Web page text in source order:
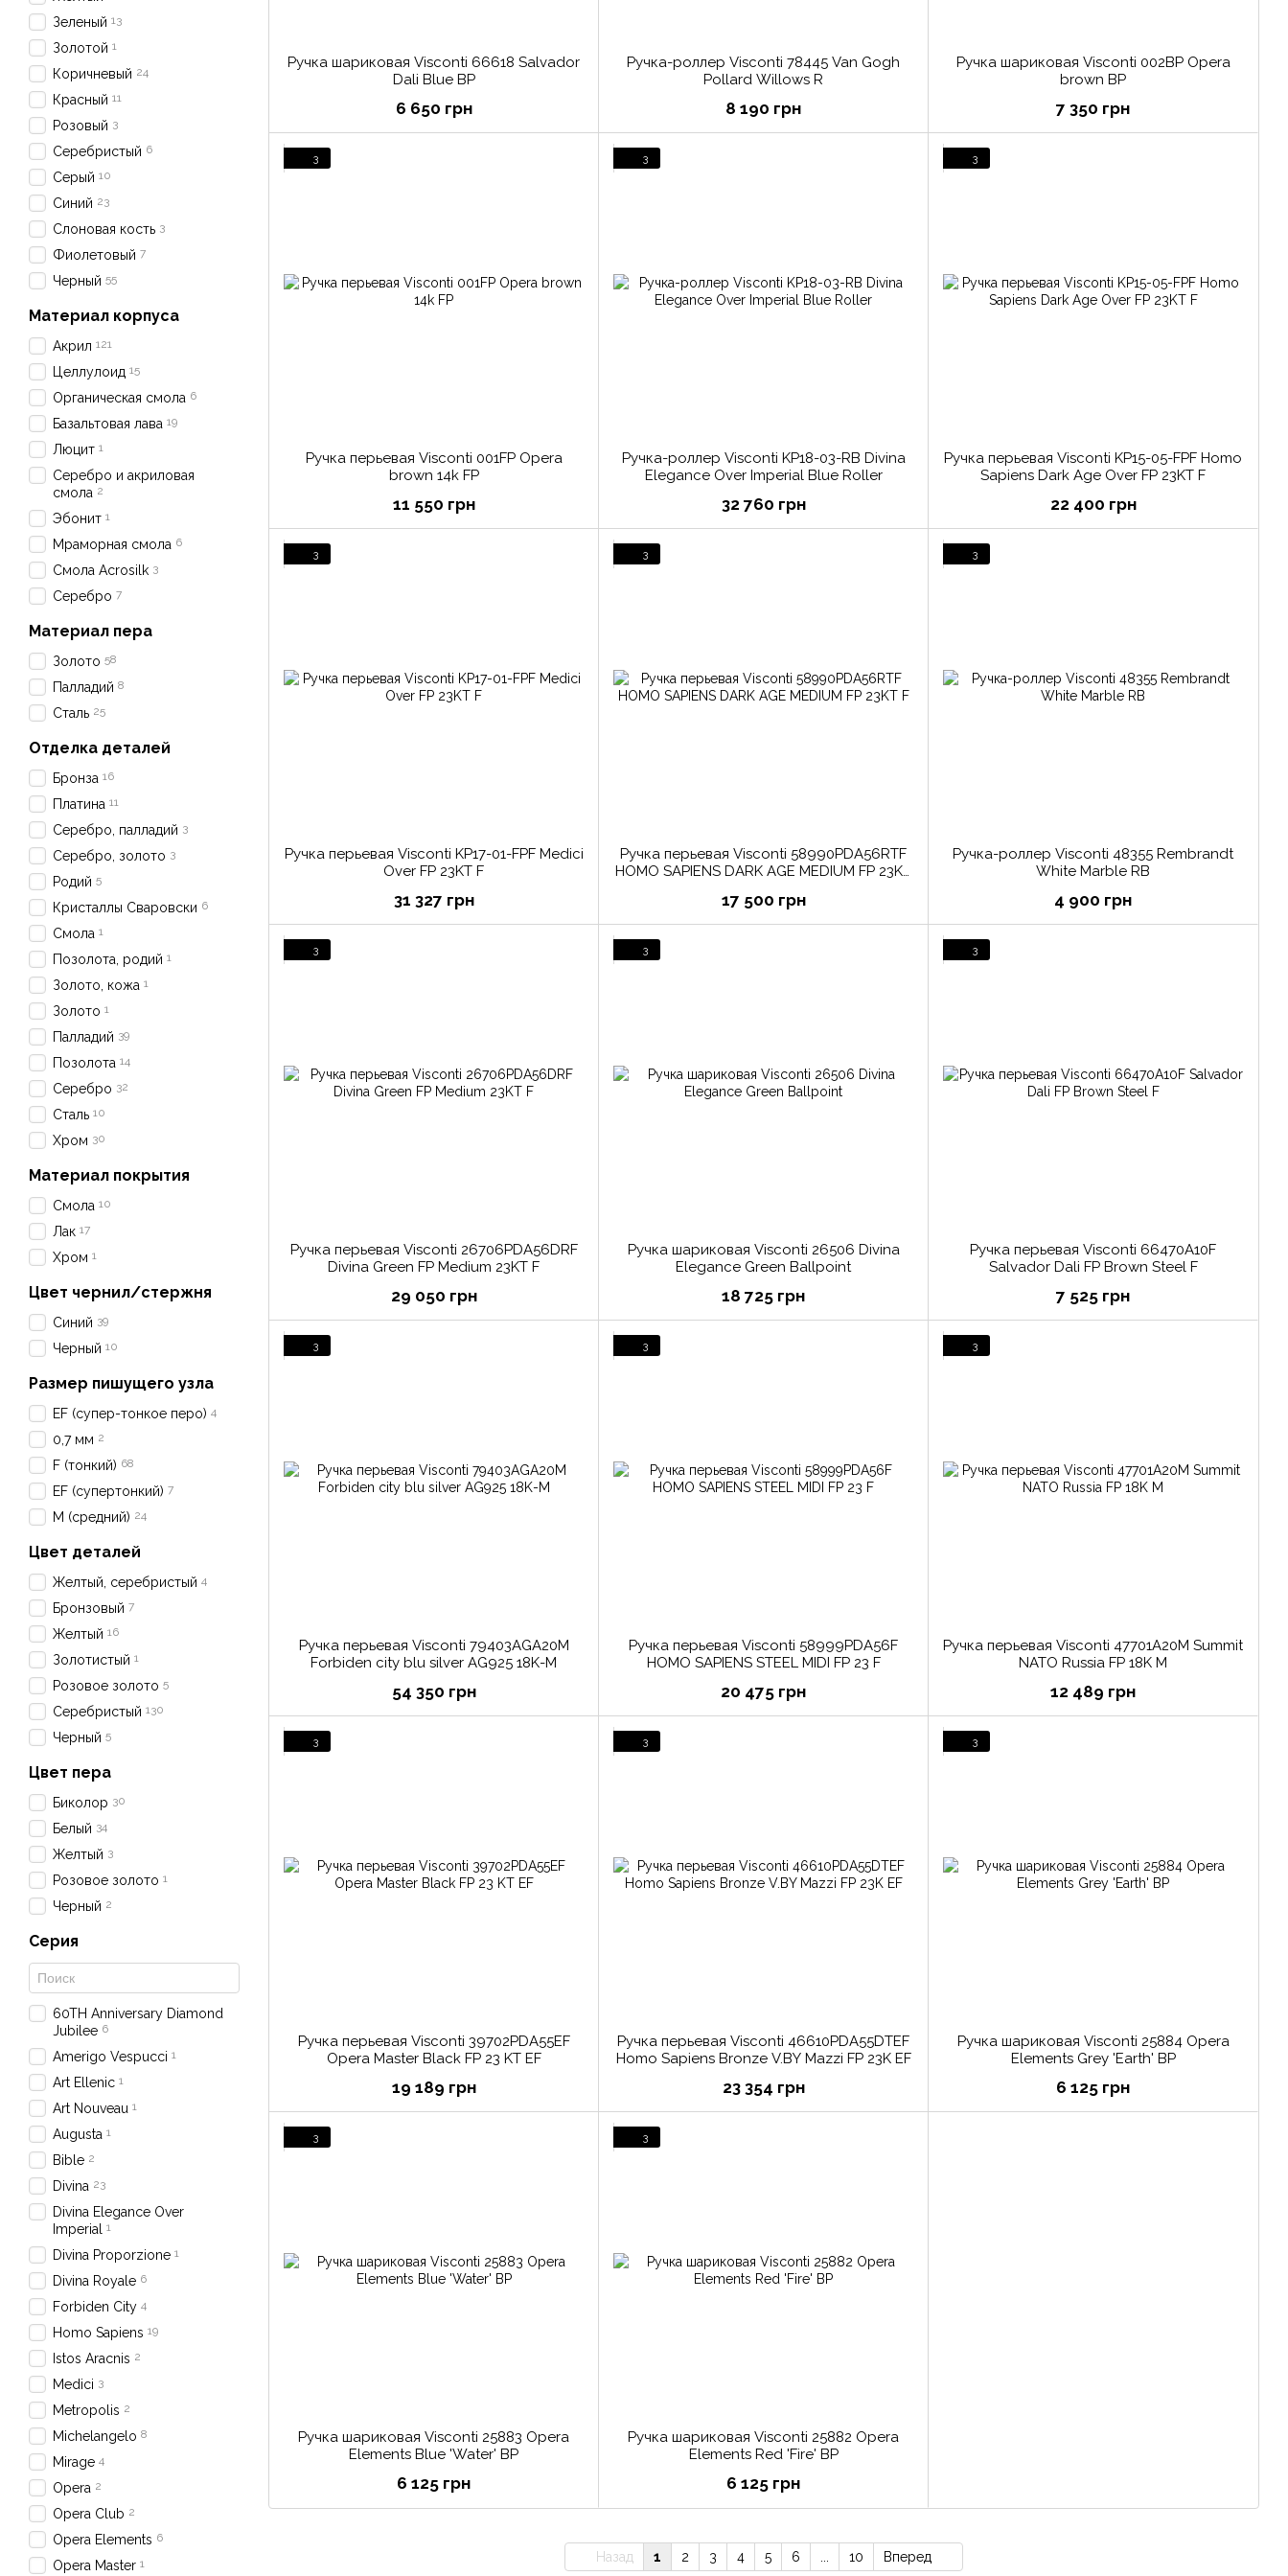
Ручка шариковая Visconti 66618 Salvador
Dali Blue BP
6 650 грн
Ручка-роллер Visconti 78445 Van Gogh
Pollard Willows R
8 190 грн
Ручка шариковая Visconti 002BP Opera
brown BP
7 350 грн
3
Ручка перьевая Visconti 001FP Opera
brown 14k FP
11 550 грн
3
Ручка-роллер Visconti KP18-03-RB Divina
Elegance Over Imperial Blue Roller
32 760 грн
3
Ручка перьевая Visconti KP15-05-FPF Homo
Sapiens Dark Age Over FP 23KT F
22 400 грн
3
Ручка перьевая Visconti KP17-01-FPF Medici
Over FP 23KT F
31 327 грн
3
Ручка перьевая Visconti 58990PDA56RTF
HOMO SAPIENS DARK AGE MEDIUM FP 23KT
17 500 грн
3
Ручка-роллер Visconti 48355 Rembrandt
White Marble RB
4 900 грн
3
Ручка перьевая Visconti 26706PDA56DRF
Divina Green FP Medium 23KT F
29 050 грн
3
Ручка шариковая Visconti 26506 Divina
Elegance Green Ballpoint
18 725 грн
3
Ручка перьевая Visconti 66470A10F
Salvador Dali FP Brown Steel F
7 525 грн
3
Ручка перьевая Visconti 79403AGA20M
Forbiden city blu silver AG925 18K-M
54 350 грн
3
Ручка перьевая Visconti 58999PDA56F
HOMO SAPIENS STEEL MIDI FP 23 F
20 475 грн
3
Ручка перьевая Visconti 47701A20M Summit
NATO Russia FP 18K M
12 489 грн
3
Ручка перьевая Visconti 39702PDA55EF
Opera Master Black FP 23 KT EF
19 189 грн
3
Ручка перьевая Visconti 46610PDA55DTEF
Homo Sapiens Bronze V.BY Mazzi FP 23K EF
23 354 грн
3
Ручка шариковая Visconti 25884 Opera
Elements Grey 'Earth' BP
6 125 грн
3
Ручка шариковая Visconti 25883 Opera
Elements Blue 'Water' BP
6 125 грн
3
Ручка шариковая Visconti 25882 Opera
Elements Red 'Fire' BP
6 125 грн
Назад 1 2 3 4 5 6 10 Вперед
Зеленый 13
Золотой 1
Коричневый 24
Красный 11
Розовый 3
Серебристый 6
Серый 10
Синий 23
Слоновая кость 3
Фиолетовый 7
Черный 55
Материал корпуса
Акрил 121
Целлулоид 15
Органическая смола 6
Базальтовая лава 19
Люцит 1
Серебро и акриловая
смола 2
Эбонит 1
Мраморная смола 6
Смола Acrosilk 3
Серебро 7
Материал пера
Золото 58
Палладий 8
Сталь 25
Отделка деталей
Бронза 16
Платина 11
Серебро, палладий 3
Серебро, золото 3
Родий 5
Кристаллы Сваровски 6
Смола 1
Позолота, родий 1
Золото, кожа 1
Золото 1
Палладий 39
Позолота 14
Серебро 32
Сталь 10
Хром 30
Материал покрытия
Смола 10
Лак 17
Хром 1
Цвет чернил/стержня
Синий 39
Черный 10
Размер пишущего узла
EF (супер-тонкое перо) 4
0,7 мм 2
F (тонкий) 68
EF (супертонкий) 7
M (средний) 24
Цвет деталей
Желтый, серебристый 4
Бронзовый 7
Желтый 16
Золотистый 1
Розовое золото 5
Серебристый 130
Черный 5
Цвет пера
Биколор 30
Белый 34
Желтый 3
Розовое золото 1
Черный 2
Серия
60TH Anniversary Diamond
Jubilee 6
Amerigo Vespucci 1
Art Ellenic 1
Art Nouveau 1
Augusta 1
Bible 2
Divina 23
Divina Elegance Over
Imperial
1
Divina Proporzione 1
Divina Royale 6
Forbiden Сity 4
Homo Sapiens 19
Istos Aracnis 2
Medici 3
Metropolis 2
Michelangelo 8
Mirage 4
Opera 2
Opera Club 2
Opera Elements 6
Opera Master 1